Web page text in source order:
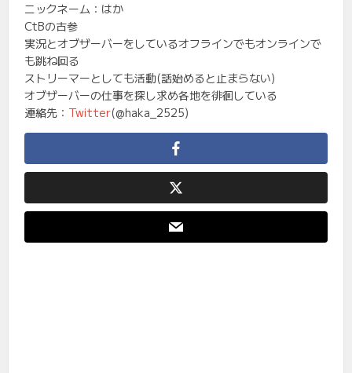
ニックネーム：はか
CtBの古参
実況とオブザーバーをしているオフラインでもオンラインで
も跳ね回る
ストリーマーとしても活動(話始めると止まらない)
オブザーバーの仕事を探し求め各地を徘徊している
連絡先： Twitter(@haka_2525)